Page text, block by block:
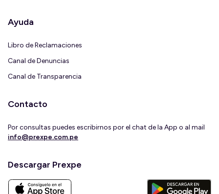
Ayuda
Libro de Reclamaciones
Canal de Denuncias
Canal de Transparencia
Contacto
Por consultas puedes escribirnos por el chat de la App o al mail
info@prexpe.com.pe
Descargar Prexpe